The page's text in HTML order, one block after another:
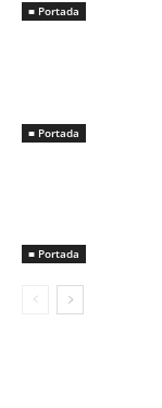
■ Portada
■ Portada
■ Portada